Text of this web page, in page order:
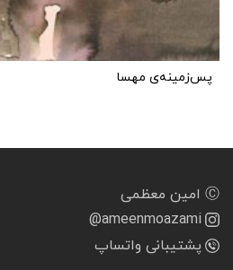
پس‌زمینه‌ی مهسا
Ⓒ امین معظمی
@ameenmoazami
پشتیبانی واتساپ